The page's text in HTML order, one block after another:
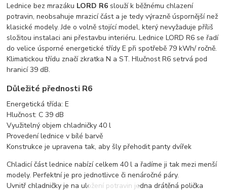
Lednice bez mrazáku LORD R6 slouží k běžnému chlazení
potravin, neobsahuje mrazicí část a je tedy výrazně úspornější než
klasické modely. Jde o volně stojící model, který nevyžaduje příliš
složitou instalaci ani přestavbu interiéru. Lednice LORD R6 se řadí
do velice úsporné energetické třídy E při spotřebě 79 kWh/ ročně.
Klimatickou třídu značí zkratka N a ST. Hlučnost R6 setrvá pod
hranicí 39 dB.
Důležité přednosti R6
Energetická třída: E
Hlučnost: C 39 dB
Využitelný objem chladničky 40 l
Provedení lednice v bílé barvě
Konstrukce je upravena tak, aby šly přehodit panty dvířek
Chladicí část lednice nabízí celkem 40 l a řadíme ji tak mezi menší
modely. Perfektní je pro jednotlivce či nenáročné páry.
Uvnitř chladničky je na uložení potravin jedna drátěná polička